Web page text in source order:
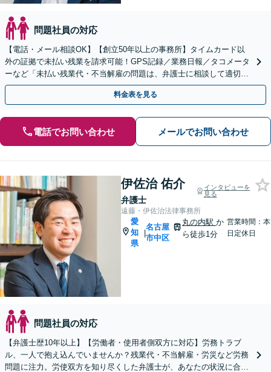
問題社員の対応
【電話・メール相談OK】【創立50年以上の事務所】タイムカード以
外の証拠で未払い残業を請求可能！GPS記録／業務日報／タコメータ
ーなど「未払い残業代・不当解雇の問題は、弁護士に相談して適切に
対処しましょう」【丸の内駅1分】【初回相談無料】
料金表を見る
電話でお問い合わせ メールでお問い合わせ
伊佐治 佑介
弁護士
インタビューを
見る
遠藤・伊佐治法律事務所
愛
知
県
|
名古屋
市中区
丸の内駅か
ら徒歩1分
営業時間：本
日定休日
問題社員の対応
【弁護士歴10年以上】【労働者・使用者側双方に対応】労務トラブ
ル、一人で抱え込んでいませんか？残業代・不当解雇・労災など労務
問題に注力。労使双方を知り尽くした弁護士が、あなたの状況に合わ